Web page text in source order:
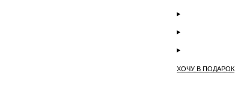
ХОЧУ В ПОДАРОК